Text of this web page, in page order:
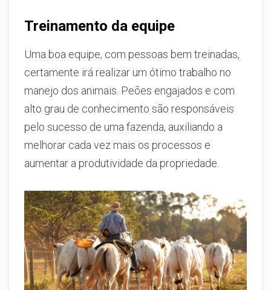
Treinamento da equipe
Uma boa equipe, com pessoas bem treinadas,
certamente irá realizar um ótimo trabalho no
manejo dos animais. Peões engajados e com
alto grau de conhecimento são responsáveis
pelo sucesso de uma fazenda, auxiliando a
melhorar cada vez mais os processos e
aumentar a produtividade da propriedade.